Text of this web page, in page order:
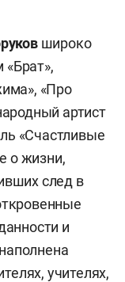
широко
«Про
артист
«Счастливые
о жизни,
след в
и
учителях,